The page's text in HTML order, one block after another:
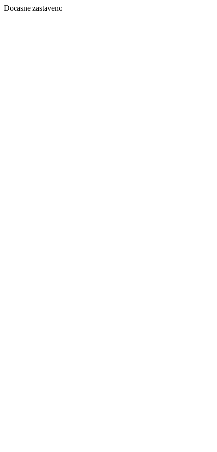
Docasne zastaveno